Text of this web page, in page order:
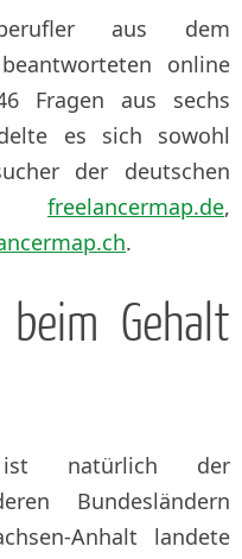
aus dem
online
Fragen aus sechs
es sich sowohl
der deutschen
freelancermap.de,
.
Gehalt
natürlich der
Bundesländern
Anhalt landete